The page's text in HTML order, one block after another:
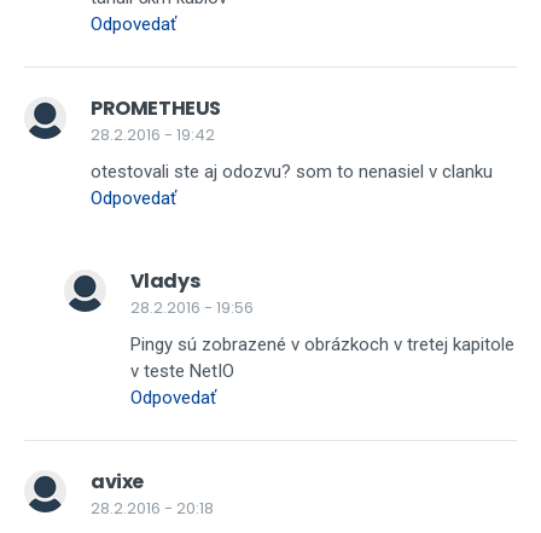
Odpovedať
PROMETHEUS
28.2.2016 - 19:42
otestovali ste aj odozvu? som to nenasiel v clanku
Odpovedať
Vladys
28.2.2016 - 19:56
Pingy sú zobrazené v obrázkoch v tretej kapitole
v teste NetIO
Odpovedať
avixe
28.2.2016 - 20:18